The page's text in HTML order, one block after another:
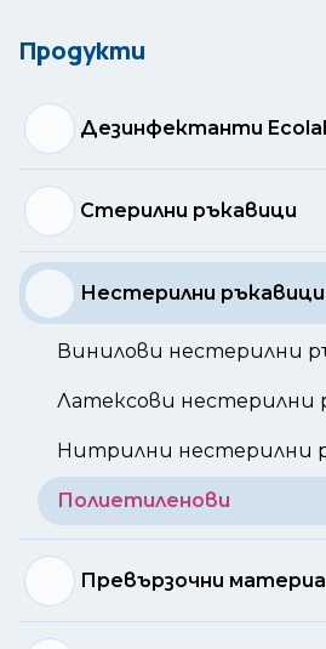
Продукти
Дезинфектанти
Стерилни ръкавици
Нестерилни ръкавици
Винилови нестерилни
Латексови нестерилни
Нитрилни нестерилни
Полиетиленови
Превързочни